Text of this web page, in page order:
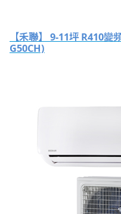
【禾聯】 9-11坪 R410
G50CH)